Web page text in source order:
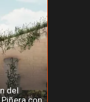
del